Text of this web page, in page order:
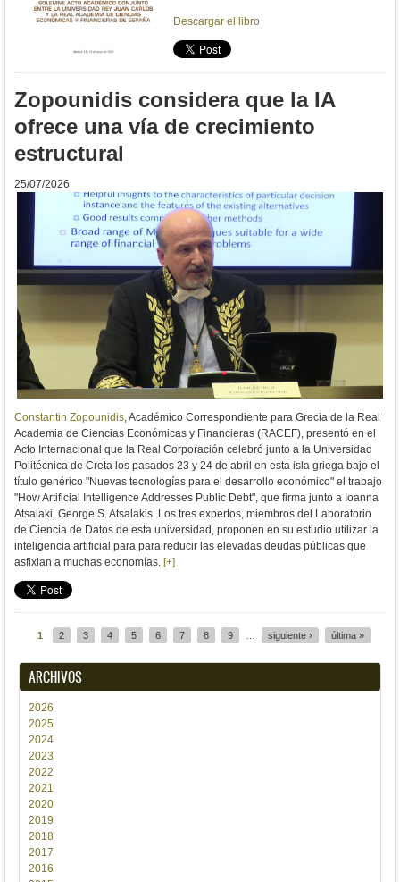
Descargar el libro
Zopounidis considera que la IA
ofrece una vía de crecimiento
estructural
25/07/2026
Constantin Zopounidis, Académico Correspondiente para Grecia de la Real
Academia de Ciencias Económicas y Financieras (RACEF), presentó en el
Acto Internacional que la Real Corporación celebró junto a la Universidad
Politécnica de Creta los pasados 23 y 24 de abril en esta isla griega bajo el
título genérico "Nuevas tecnologías para el desarrollo económico" el trabajo
"How Artificial Intelligence Addresses Public Debt", que firma junto a Ioanna
Atsalaki, George S. Atsalakis. Los tres expertos, miembros del Laboratorio
de Ciencia de Datos de esta universidad, proponen en su estudio utilizar la
inteligencia artificial para para reducir las elevadas deudas públicas que
asfixian a muchas economías. [+]
1 2 3 4 5 6 7 8 9 siguiente › última »
ARCHIVOS
2026
2025
2024
2023
2022
2021
2020
2019
2018
2017
2016